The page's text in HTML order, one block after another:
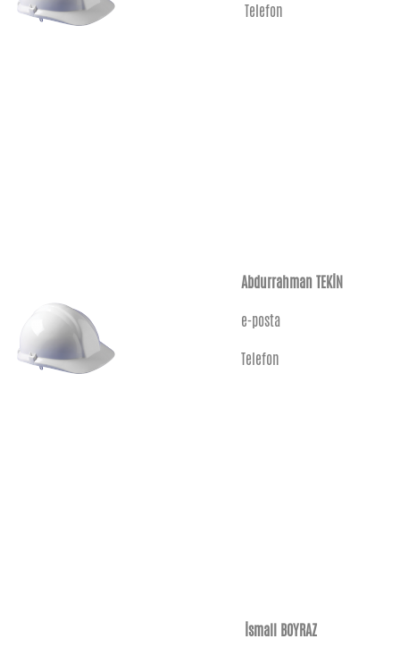
Telefon
Abdurrahman TEKİN
e-posta
Telefon
İsmail BOYRAZ